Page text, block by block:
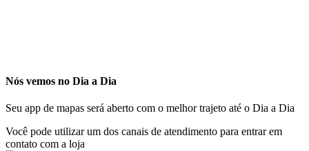
Nós vemos no Dia a Dia
Seu app de mapas será aberto com o melhor trajeto até o Dia a Dia
Você pode utilizar um dos canais de atendimento para entrar em
contato com a loja